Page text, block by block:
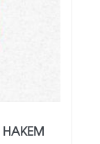
HAKEM